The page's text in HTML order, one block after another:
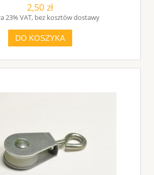
2,50 zł
23% VAT, bez kosztów dostawy
DO KOSZYKA